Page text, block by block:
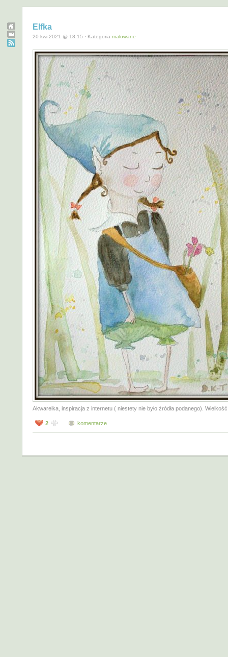
Elfka
20 kwi 2021 @ 18:15 · Kategoria malowane
Akwarelka, inspiracja z internetu ( niestety nie było źródła podanego).
2 komentarze